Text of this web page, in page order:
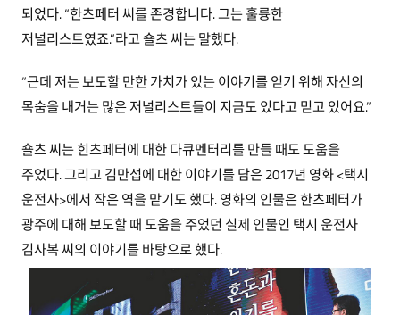
되었다. “한츠페터 씨를 존경합니다. 그는 훌륭한
저널리스트였죠.”라고 숄츠 씨는 말했다.
“근데 저는 보도할 만한 가치가 있는 이야기를 얻기 위해 자신의
목숨을 내거는 많은 저널리스트들이 지금도 있다고 믿고 있어요.”
숄츠 씨는 힌츠페터에 대한 다큐멘터리를 만들 때도 도움을
주었다. 그리고 김만섭에 대한 이야기를 담은 2017년 영화 <택시
운전사>에서 작은 역을 맡기도 했다. 영화의 인물은 한츠페터가
광주에 대해 보도할 때 도움을 주었던 실제 인물인 택시 운전사
김사복 씨의 이야기를 바탕으로 했다.